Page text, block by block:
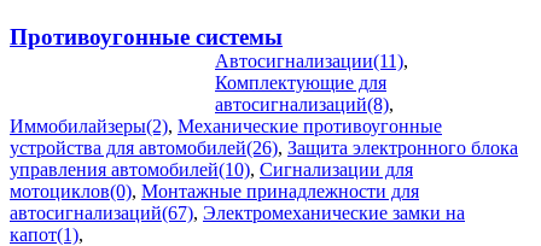
Противоугонные системы
Автосигнализации(11),
Комплектующие для
автосигнализаций(8),
Иммобилайзеры(2), Механические противоугонные
устройства для автомобилей(26), Защита электронного блока
управления автомобилей(10), Сигнализации для
мотоциклов(0), Монтажные принадлежности для
автосигнализаций(67), Электромеханические замки на
капот(1),